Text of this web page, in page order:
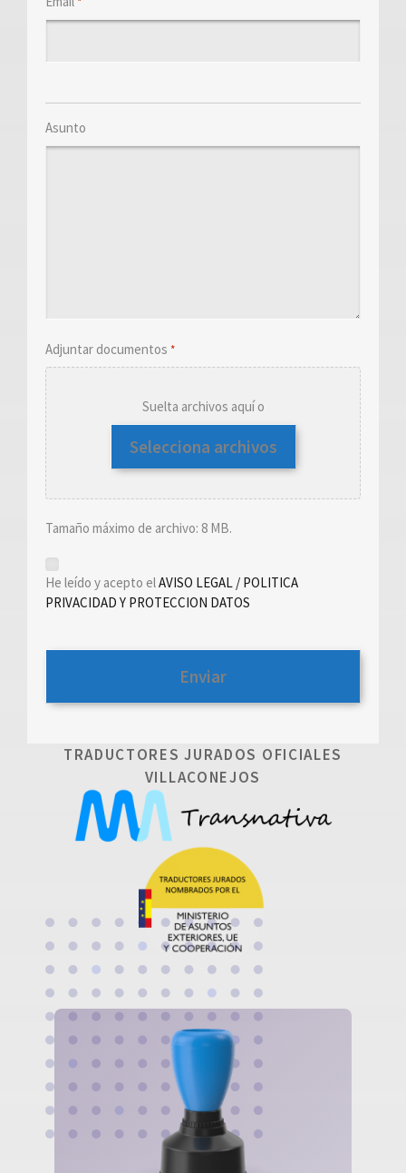
Asunto
Adjuntar documentos *
Suelta archivos aquí o
Selecciona archivos
Tamaño máximo de archivo: 8 MB.
*
He leído y acepto elAVISO LEGAL / POLITICA
PRIVACIDAD Y PROTECCION DATOS
TRADUCTORES JURADOS OFICIALES
VILLACONEJOS